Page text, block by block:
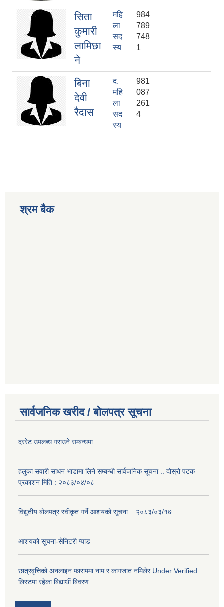
सिता
कुमारी
लामिछा
ने
महि
ला
सद
स्य
984
789
748
1
बिना
देवी
रैदास
द.
महि
ला
सद
स्य
981
087
261
4
श्रम बैक
सार्वजनिक खरीद / बोलपत्र सूचना
दररेट उपलब्ध गराउने सम्बन्धमा
हलुका सवारी साधन भाडामा लिने सम्बन्धी सार्वजनिक सूचना .. दोस्रो पटक
प्रकाशन मिति : २०८३/०४/०८
विद्युतीय बोलपत्र स्वीकृत गर्ने आशयको सूचना... २०८३/०३/१७
आशयको सूचना-सेनिटरी प्याड
छात्रवृत्तिको अनलाइन फाराममा नाम र कागजात नमिलेर Under Verified
लिस्टमा रहेका बिद्यार्थी बिवरण